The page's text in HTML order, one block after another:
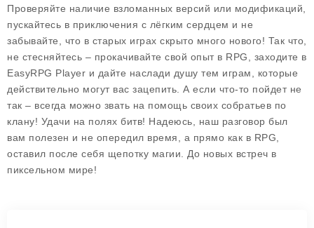
Проверяйте наличие взломанных версий или модификаций,
пускайтесь в приключения с лёгким сердцем и не
забывайте, что в старых играх скрыто много нового! Так что,
не стесняйтесь – прокачивайте свой опыт в RPG, заходите в
EasyRPG Player и дайте наслади душу тем играм, которые
действительно могут вас зацепить. А если что-то пойдет не
так – всегда можно звать на помощь своих собратьев по
клану! Удачи на полях битв! Надеюсь, наш разговор был
вам полезен и не опередил время, а прямо как в RPG,
оставил после себя щепотку магии. До новых встреч в
пиксельном мире!